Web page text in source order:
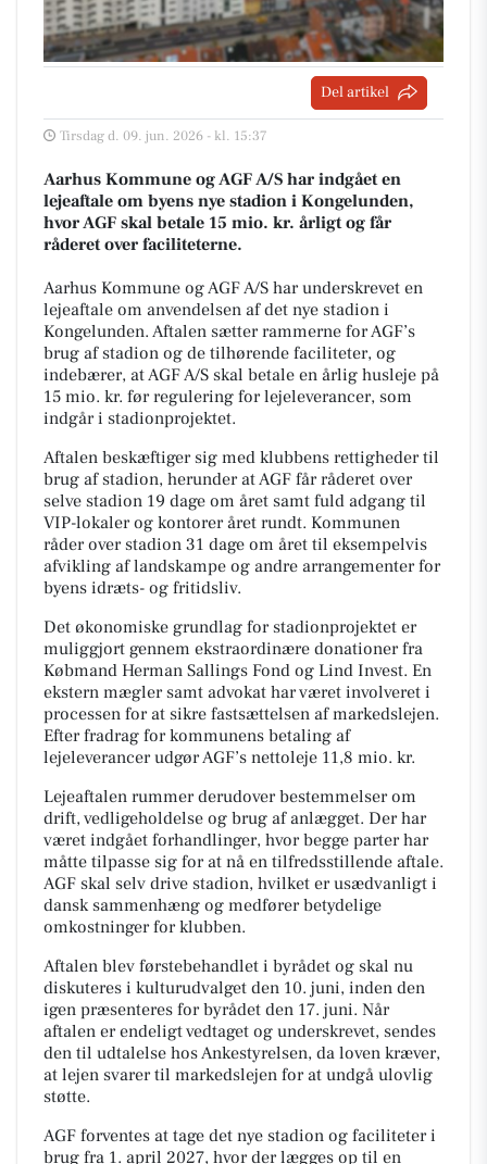
Del artikel
Tirsdag d. 09. jun. 2026 - kl. 15:37
Aarhus Kommune og AGF A/S har indgået en
lejeaftale om byens nye stadion i Kongelunden,
hvor AGF skal betale 15 mio. kr. årligt og får
råderet over faciliteterne.
Aarhus Kommune og AGF A/S har underskrevet en
lejeaftale om anvendelsen af det nye stadion i
Kongelunden. Aftalen sætter rammerne for AGF’s
brug af stadion og de tilhørende faciliteter, og
indebærer, at AGF A/S skal betale en årlig husleje på
15 mio. kr. før regulering for lejeleverancer, som
indgår i stadionprojektet.
Aftalen beskæftiger sig med klubbens rettigheder til
brug af stadion, herunder at AGF får råderet over
selve stadion 19 dage om året samt fuld adgang til
VIP-lokaler og kontorer året rundt. Kommunen
råder over stadion 31 dage om året til eksempelvis
afvikling af landskampe og andre arrangementer for
byens idræts- og fritidsliv.
Det økonomiske grundlag for stadionprojektet er
muliggjort gennem ekstraordinære donationer fra
Købmand Herman Sallings Fond og Lind Invest. En
ekstern mægler samt advokat har været involveret i
processen for at sikre fastsættelsen af markedslejen.
Efter fradrag for kommunens betaling af
lejeleverancer udgør AGF’s nettoleje 11,8 mio. kr.
Lejeaftalen rummer derudover bestemmelser om
drift, vedligeholdelse og brug af anlægget. Der har
været indgået forhandlinger, hvor begge parter har
måtte tilpasse sig for at nå en tilfredsstillende aftale.
AGF skal selv drive stadion, hvilket er usædvanligt i
dansk sammenhæng og medfører betydelige
omkostninger for klubben.
Aftalen blev førstebehandlet i byrådet og skal nu
diskuteres i kulturudvalget den 10. juni, inden den
igen præsenteres for byrådet den 17. juni. Når
aftalen er endeligt vedtaget og underskrevet, sendes
den til udtalelse hos Ankestyrelsen, da loven kræver,
at lejen svarer til markedslejen for at undgå ulovlig
støtte.
AGF forventes at tage det nye stadion og faciliteter i
brug fra 1. april 2027, hvor der lægges op til en